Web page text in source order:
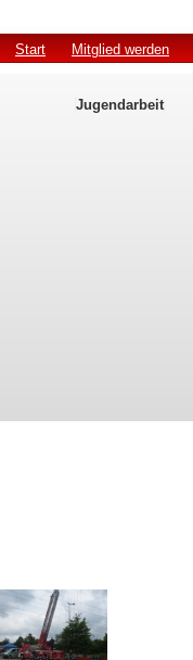
Start Mitglied werden
Jugendarbeit